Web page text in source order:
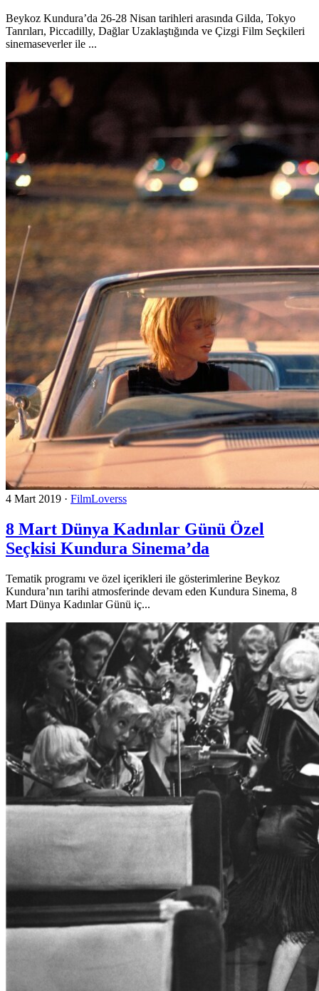
Beykoz Kundura’da 26-28 Nisan tarihleri arasında Gilda, Tokyo
Tanrıları, Piccadilly, Dağlar Uzaklaştığında ve Çizgi Film Seçkileri
sinemaseverler ile ...
4 Mart 2019 · FilmLoverss
8 Mart Dünya Kadınlar Günü Özel
Seçkisi Kundura Sinema’da
Tematik programı ve özel içerikleri ile gösterimlerine Beykoz
Kundura’nın tarihi atmosferinde devam eden Kundura Sinema, 8
Mart Dünya Kadınlar Günü iç...